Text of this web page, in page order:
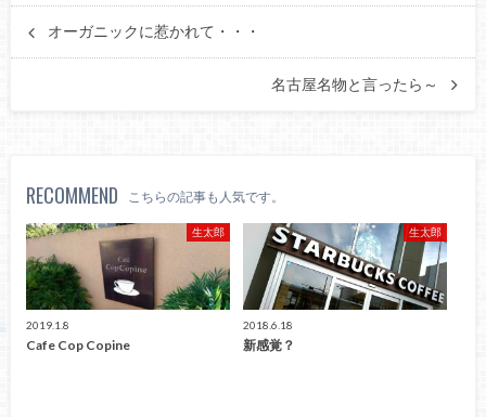
オーガニックに惹かれて・・・
名古屋名物と言ったら～
RECOMMEND こちらの記事も人気です。
生太郎
2019.1.8
Cafe Cop Copine
生太郎
2018.6.18
新感覚？